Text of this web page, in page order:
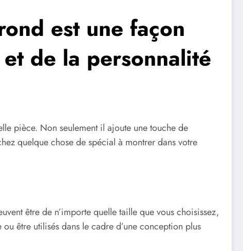
est une façon
de la personnalité
pièce. Non seulement il ajoute une touche de
quelque chose de spécial à montrer dans votre
être de n’importe quelle taille que vous choisissez,
être utilisés dans le cadre d’une conception plus